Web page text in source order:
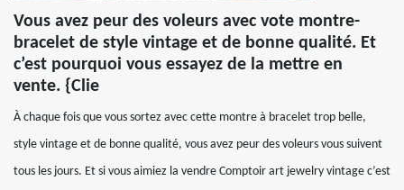
Vous avez peur des voleurs avec vote montre-
bracelet de style vintage et de bonne qualité. Et
c’est pourquoi vous essayez de la mettre en
vente. {Clie
À chaque fois que vous sortez avec cette montre à bracelet trop belle,
style vintage et de bonne qualité, vous avez peur des voleurs vous suivent
tous les jours. Et si vous aimiez la vendre Comptoir art jewelry vintage c’est